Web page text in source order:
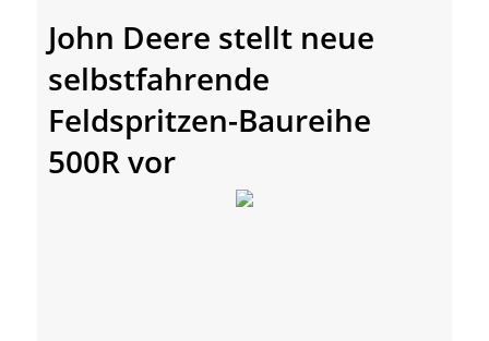
John Deere stellt neue
selbstfahrende
Feldspritzen-Baureihe
500R vor